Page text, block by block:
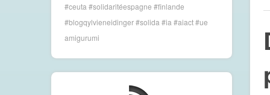
#ceuta #solidaritéespagne #finlande
#blogqylvieneidinger #solida #ia #aiact #ue
amigurumi